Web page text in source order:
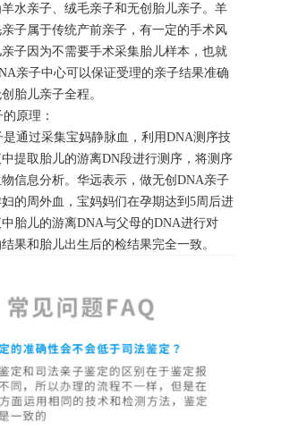
水亲子、绒毛亲子和无创胎儿亲子。羊
子属于传统产前亲子，有一定的手术风
子因为不需要手术采集胎儿样本，也就
亲子中心可以保证受理的亲子结果准确
胎儿亲子全程。
原理：
通过采集宝妈静脉血，利用DNA测序技
提取胎儿的游离DN段进行测序，将测序
信息分析。华远表示，做无创DNA亲子
的周外血，宝妈妈们在孕期达到5周后进
胎儿的游离DNA与父母的DNA进行对
果和胎儿出生后的检结果完全一致。